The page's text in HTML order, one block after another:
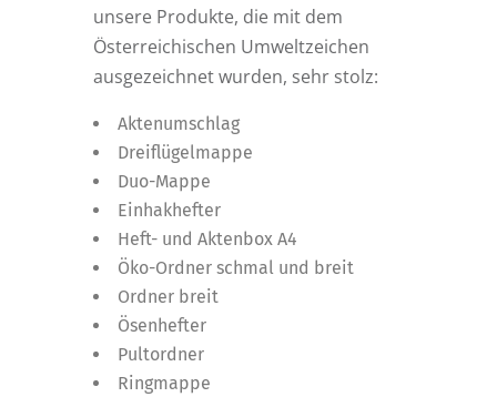
unsere Produkte, die mit dem
Österreichischen Umweltzeichen
ausgezeichnet wurden, sehr stolz:
Aktenumschlag
Dreiflügelmappe
Duo-Mappe
Einhakhefter
Heft- und Aktenbox A4
Öko-Ordner schmal und breit
Ordner breit
Ösenhefter
Pultordner
Ringmappe